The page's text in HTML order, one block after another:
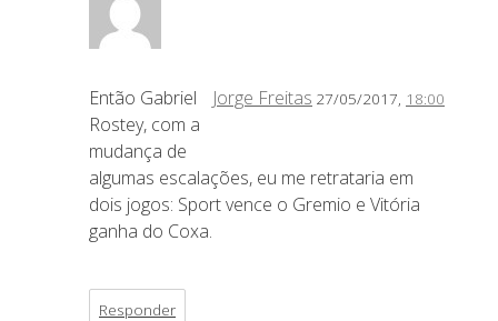
Jorge Freitas 27/05/2017, 18:00
Então Gabriel
Rostey, com a
mudança de
algumas escalações, eu me retrataria em
dois jogos: Sport vence o Gremio e Vitória
ganha do Coxa.
Responder